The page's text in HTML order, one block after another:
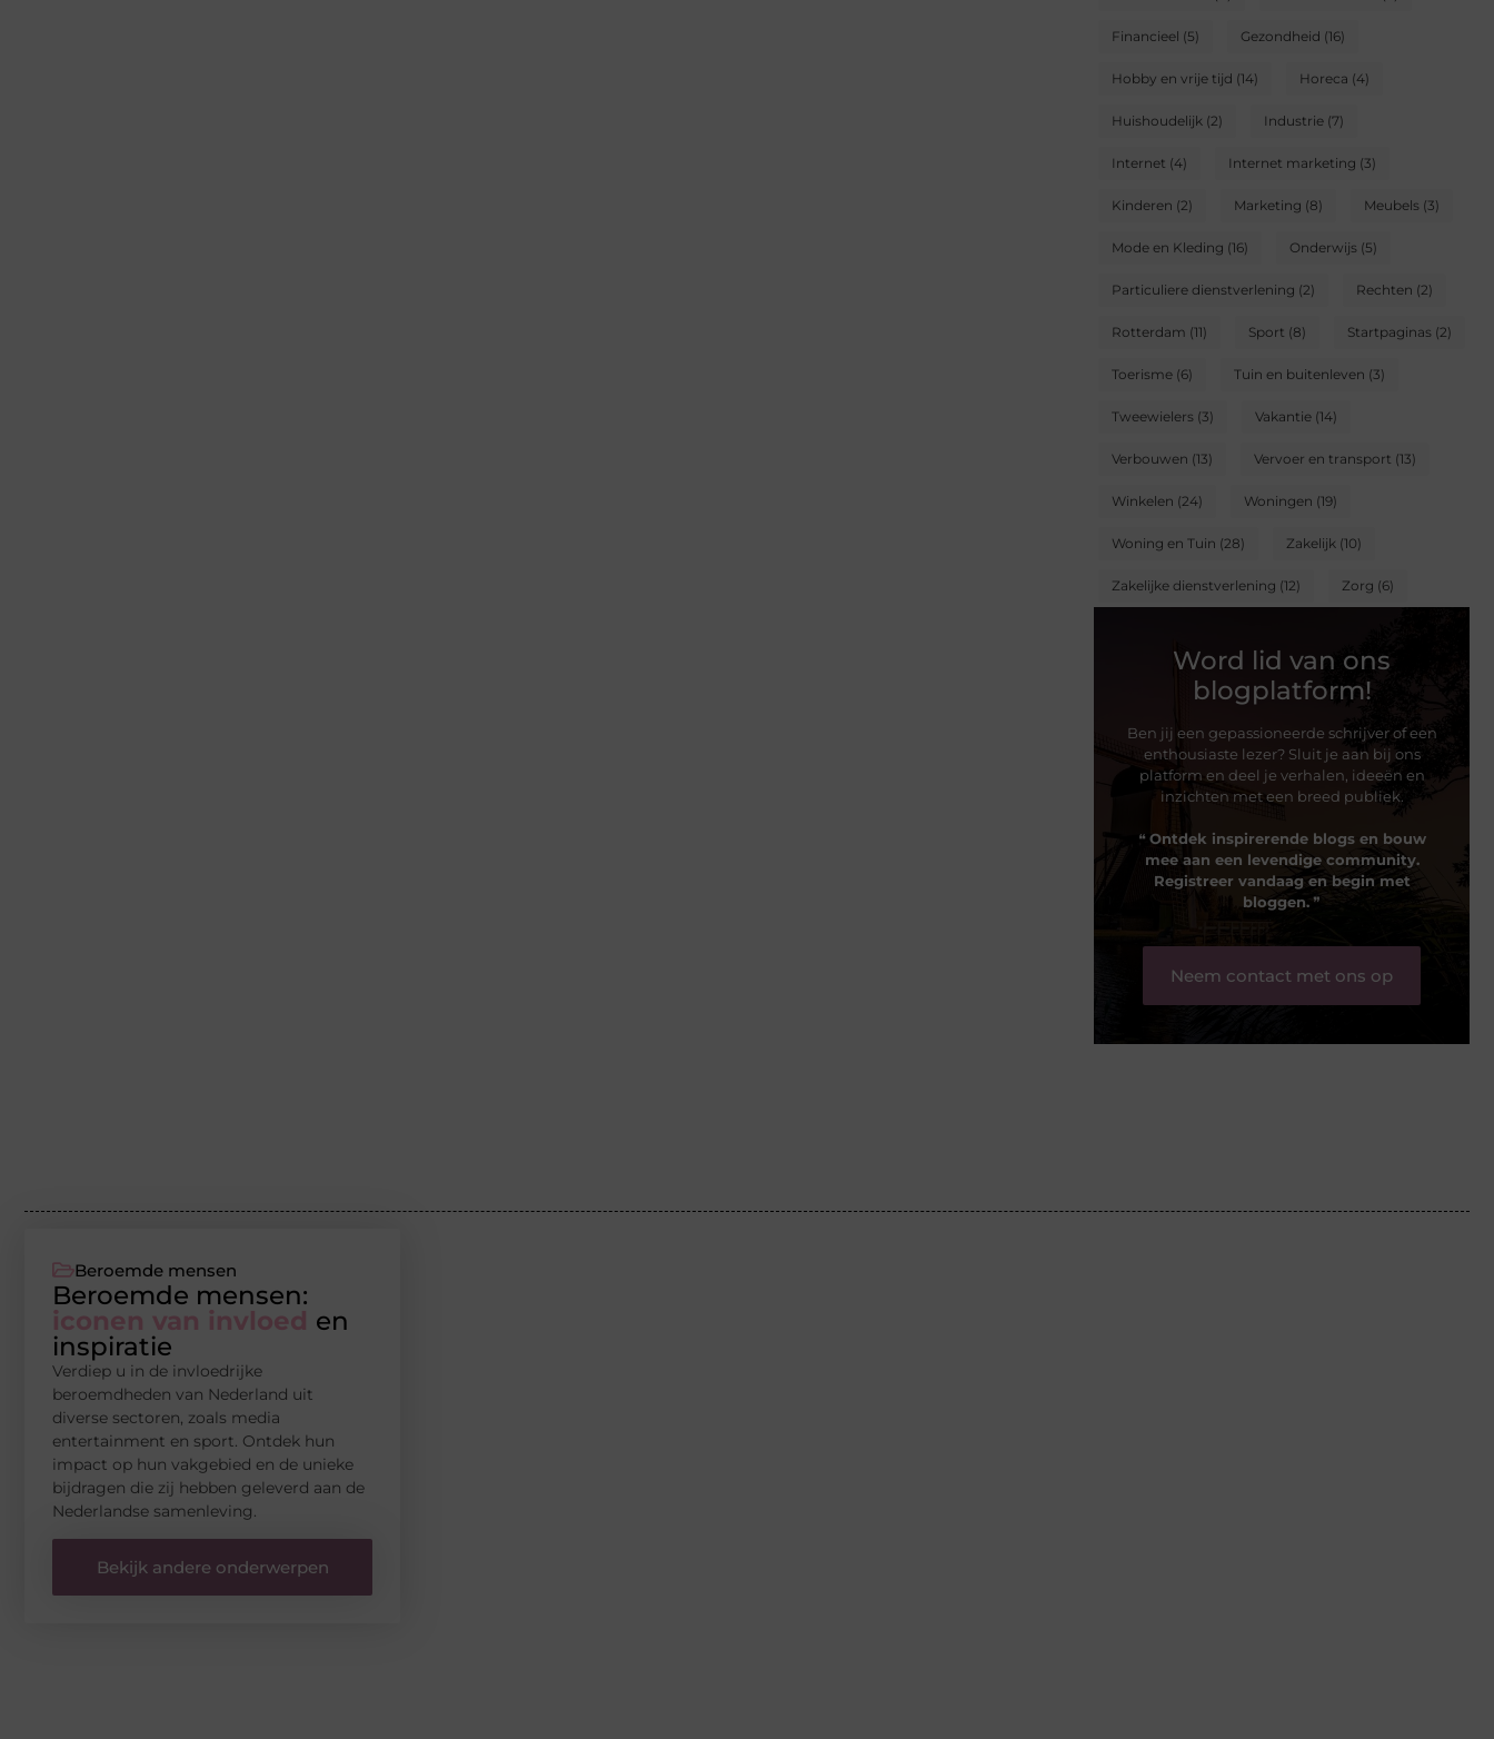
Financieel (5) Gezondheid (16)
Hobby en vrije tijd (14) Horeca (4)
Huishoudelijk (2) Industrie (7)
Internet (4) Internet marketing (3)
Kinderen (2) Marketing (8) Meubels (3)
Mode en Kleding (16) Onderwijs (5)
Particuliere dienstverlening (2) Rechten (2)
Rotterdam (11) Sport (8) Startpaginas (2)
Toerisme (6) Tuin en buitenleven (3)
Tweewielers (3) Vakantie (14)
Verbouwen (13) Vervoer en transport (13)
Winkelen (24) Woningen (19)
Woning en Tuin (28) Zakelijk (10)
Zakelijke dienstverlening (12) Zorg (6)
Word lid van ons
blogplatform!
Ben jij een gepassioneerde schrijver of een
enthousiaste lezer? Sluit je aan bij ons
platform en deel je verhalen, ideeën en
inzichten met een breed publiek.
❝ Ontdek inspirerende blogs en bouw
mee aan een levendige community.
Registreer vandaag en begin met
bloggen.❞
Neem contact met ons op
Beroemde mensen
Beroemde mensen:
iconen van invloed en
inspiratie
Verdiep u in de invloedrijke
beroemdheden van Nederland uit
diverse sectoren, zoals media
entertainment en sport. Ontdek hun
impact op hun vakgebied en de unieke
bijdragen die zij hebben geleverd aan de
Nederlandse samenleving.
Bekijk andere onderwerpen